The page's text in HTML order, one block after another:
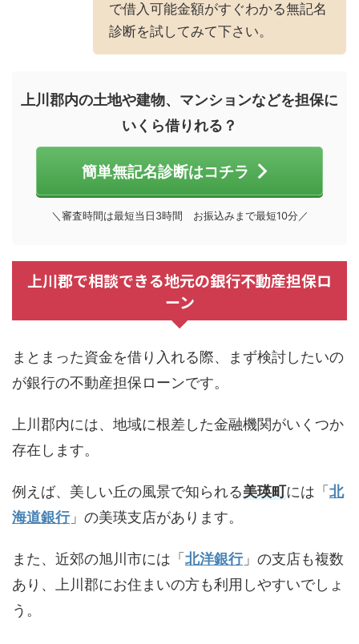
で借入可能金額がすぐわかる無記名
診断を試してみて下さい。
上川郡内の土地や建物、マンションなどを担保に
いくら借りれる？
簡単無記名診断はコチラ
＼審査時間は最短当日3時間 お振込みまで最短10分／
上川郡で相談できる地元の銀行不動産担保ロ
ーン
まとまった資金を借り入れる際、まず検討したいの
が銀行の不動産担保ローンです。
上川郡内には、地域に根差した金融機関がいくつか
存在します。
例えば、美しい丘の風景で知られる美瑛町には「 北
海道銀行」の美瑛支店があります。
また、近郊の旭川市には「 北洋銀行」の支店も複数
あり、上川郡にお住まいの方も利用しやすいでしょ
う。